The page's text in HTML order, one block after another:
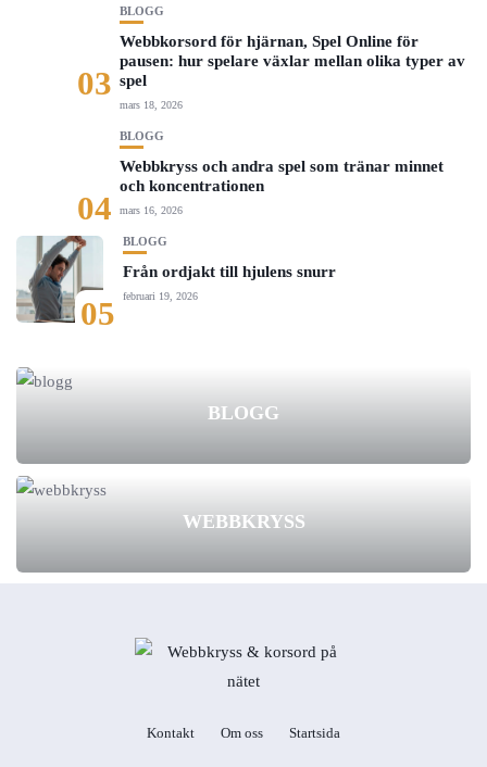
03
BLOGG
Webbkorsord för hjärnan, Spel Online för
pausen: hur spelare växlar mellan olika typer av
spel
mars 18, 2026
04
BLOGG
Webbkryss och andra spel som tränar minnet
och koncentrationen
mars 16, 2026
05
BLOGG
Från ordjakt till hjulens snurr
februari 19, 2026
BLOGG
WEBBKRYSS
Kontakt Om oss Startsida